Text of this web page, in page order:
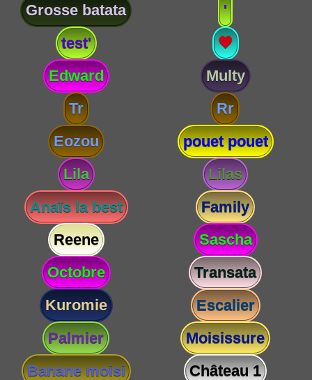
Grosse batata
'
test'
💗
Edward
Multy
Tr
Rr
Eozou
pouet pouet
Lila
Lilas
Anaïs la best
Family
Reene
Sascha
Octobre
Transata
Kuromie
Escalier
Palmier
Moisissure
Banane moisi
Château 1